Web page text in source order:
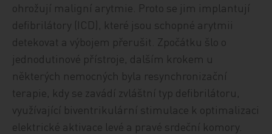
ohrožují maligní arytmie. Proto se jim implantují
defibrilátory (ICD), které jsou schopné arytmii
detekovat a výbojem přerušit. Zpočátku šlo o
jednodutinové přístroje, dalším krokem u
některých nemocných byla resynchronizační
terapie, kdy se zavádí zvláštní typ defibrilátoru,
využívající biventrikulární stimulace k optimalizaci
elektrické aktivace levé a pravé srdeční komory.